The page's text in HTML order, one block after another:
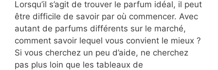
Lorsqu’il s’agit de trouver le parfum idéal, il peut
être difficile de savoir par où commencer. Avec
autant de parfums différents sur le marché,
comment savoir lequel vous convient le mieux ?
Si vous cherchez un peu d’aide, ne cherchez
pas plus loin que les tableaux de